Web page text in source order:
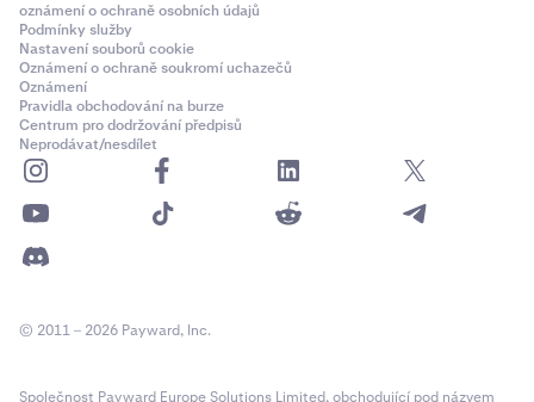
oznámení o ochraně osobních údajů
Podmínky služby
Nastavení souborů cookie
Oznámení o ochraně soukromí uchazečů
Oznámení
Pravidla obchodování na burze
Centrum pro dodržování předpisů
Neprodávat/nesdílet
© 2011 – 2026 Payward, Inc.
Společnost Payward Europe Solutions Limited, obchodující pod názvem